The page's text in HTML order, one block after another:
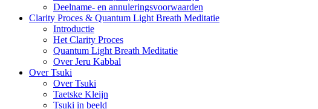
Deelname- en annuleringsvoorwaarden
Clarity Proces & Quantum Light Breath Meditatie
Introductie
Het Clarity Proces
Quantum Light Breath Meditatie
Over Jeru Kabbal
Over Tsuki
Over Tsuki
Taetske Kleijn
Tsuki in beeld